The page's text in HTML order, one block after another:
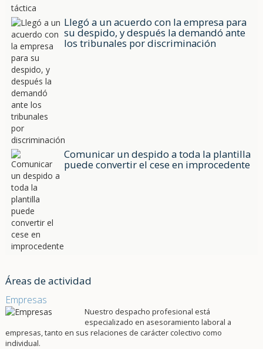
Llegó a un acuerdo con la empresa para
su despido, y después la demandó ante
los tribunales por discriminación
Comunicar un despido a toda la plantilla
puede convertir el cese en improcedente
Áreas de actividad
Empresas
Nuestro despacho profesional está
especializado en asesoramiento laboral a
empresas, tanto en sus relaciones de carácter colectivo como
individual.